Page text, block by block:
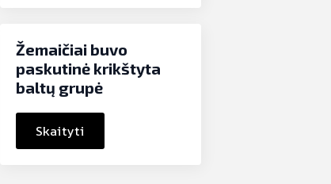
Žemaičiai buvo
paskutinė krikštyta
baltų grupė
Skaityti